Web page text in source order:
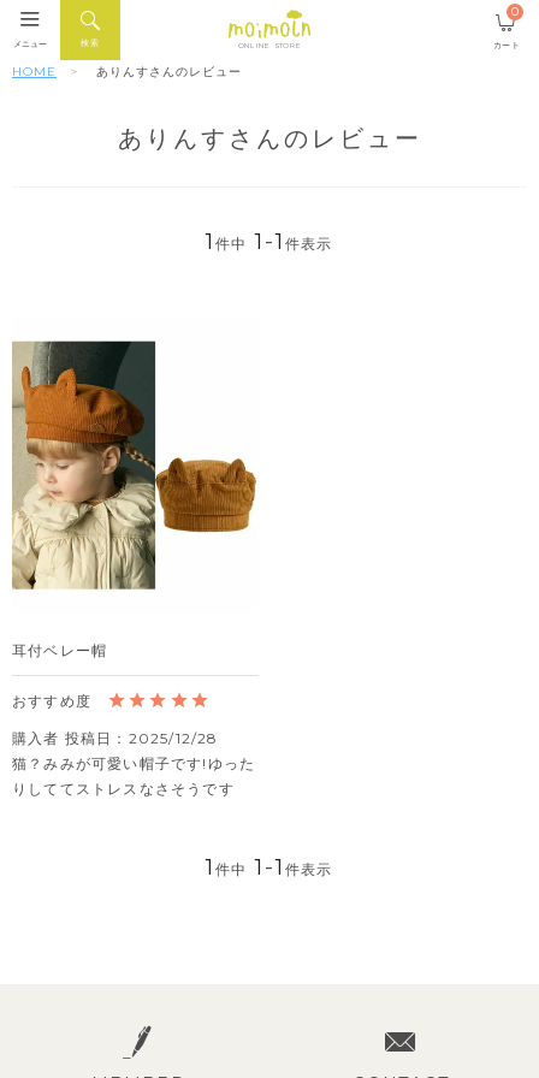
ONLINE STORE
検索
メニュー カート
0
HOME ありんすさんのレビュー
ありんすさんのレビュー
1件中 1 -1 件表示
耳付ベレー帽
購入者 投稿日
2025/12/28
猫？みみが可愛い帽子です!ゆった
りしててストレスなさそうです
1件中 1 -1 件表示